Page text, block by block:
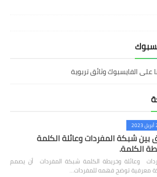
على الفايسبوك وثائق تربوية
بين شبكة المفردات وعائلة الكلمة
الكلمة.
وعائلة وخريطة الكلمة شبكة المفردات أن يصمم
معرفية توضح فهمه للمفردات…